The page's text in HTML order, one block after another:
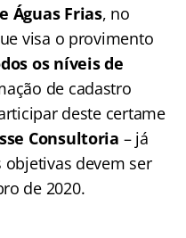
Águas Frias, no
visa o provimento
os níveis de
de cadastro
deste certame
Consultoria – já
objetivas devem ser
de 2020.